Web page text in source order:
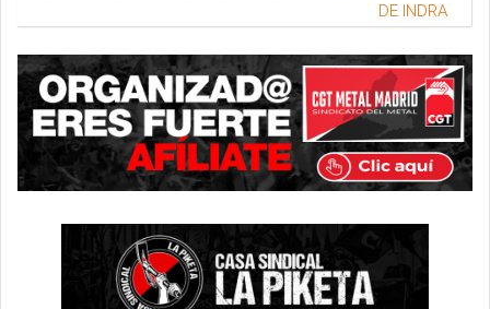
DE INDRA